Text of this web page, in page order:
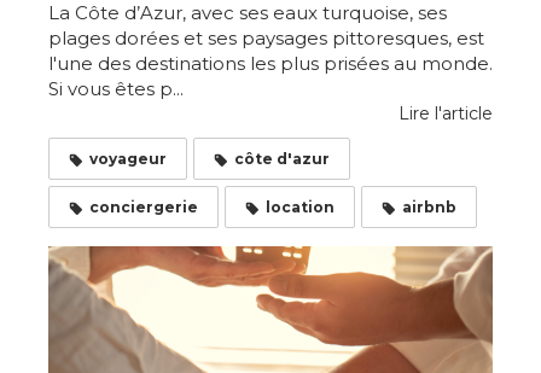
La Côte d’Azur, avec ses eaux turquoise, ses
plages dorées et ses paysages pittoresques, est
l'une des destinations les plus prisées au monde.
Si vous êtes p...
Lire l'article
voyageur côte d'azur
conciergerie location airbnb